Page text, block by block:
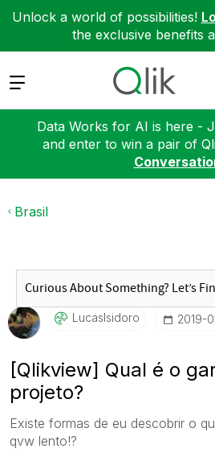
Unlock a world of possibilities!
the exclusive benefits
Expand
Data Works for AI is here -
and enter to win a pair of
Brasil
LucasIsidoro ‎2019-
[Qlikview] Qual é o
projeto?
Existe formas de eu descobrir o
qvw lento!?